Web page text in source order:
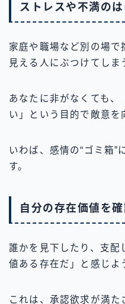
ストレスや不満の
家庭や職場など別の場で
見える人にぶつけてしま
あなたに非がなくても、
い」という目的で敵意を
いわば、感情の“ゴミ箱”
す。
自分の存在価値を
誰かを見下したり、支配
値ある存在だ」と感じよ
これは、承認欲求が満た